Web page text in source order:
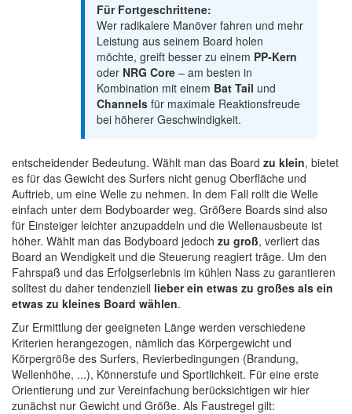
Für Fortgeschrittene:
Wer radikalere Manöver fahren und mehr
Leistung aus seinem Board holen
möchte, greift besser zu einem PP-Kern
oder NRG Core – am besten in
Kombination mit einem Bat Tail und
Channels für maximale Reaktionsfreude
bei höherer Geschwindigkeit.
entscheidender Bedeutung. Wählt man das Board zu klein, bietet
es für das Gewicht des Surfers nicht genug Oberfläche und
Auftrieb, um eine Welle zu nehmen. In dem Fall rollt die Welle
einfach unter dem Bodyboarder weg. Größere Boards sind also
für Einsteiger leichter anzupaddeln und die Wellenausbeute ist
höher. Wählt man das Bodyboard jedoch zu groß, verliert das
Board an Wendigkeit und die Steuerung reagiert träge. Um den
Fahrspaß und das Erfolgserlebnis im kühlen Nass zu garantieren
solltest du daher tendenziell lieber ein etwas zu großes als ein
etwas zu kleines Board wählen.
Zur Ermittlung der geeigneten Länge werden verschiedene
Kriterien herangezogen, nämlich das Körpergewicht und
Körpergröße des Surfers, Revierbedingungen (Brandung,
Wellenhöhe, ...), Könnerstufe und Sportlichkeit. Für eine erste
Orientierung und zur Vereinfachung berücksichtigen wir hier
zunächst nur Gewicht und Größe. Als Faustregel gilt: